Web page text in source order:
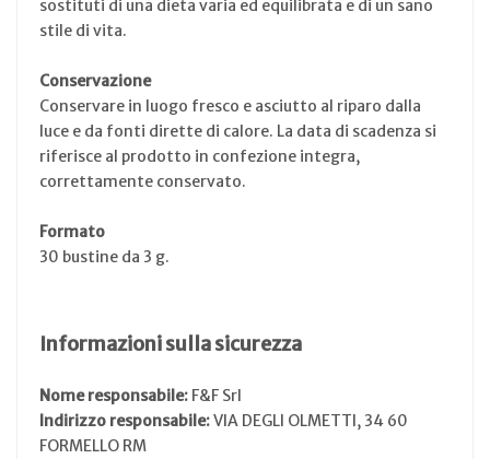
sostituti di una dieta varia ed equilibrata e di un sano
stile di vita.
Conservazione
Conservare in luogo fresco e asciutto al riparo dalla
luce e da fonti dirette di calore. La data di scadenza si
riferisce al prodotto in confezione integra,
correttamente conservato.
Formato
30 bustine da 3 g.
Informazioni sulla sicurezza
Nome responsabile: F&F Srl
Indirizzo responsabile:VIA DEGLI OLMETTI, 34 60
FORMELLO RM